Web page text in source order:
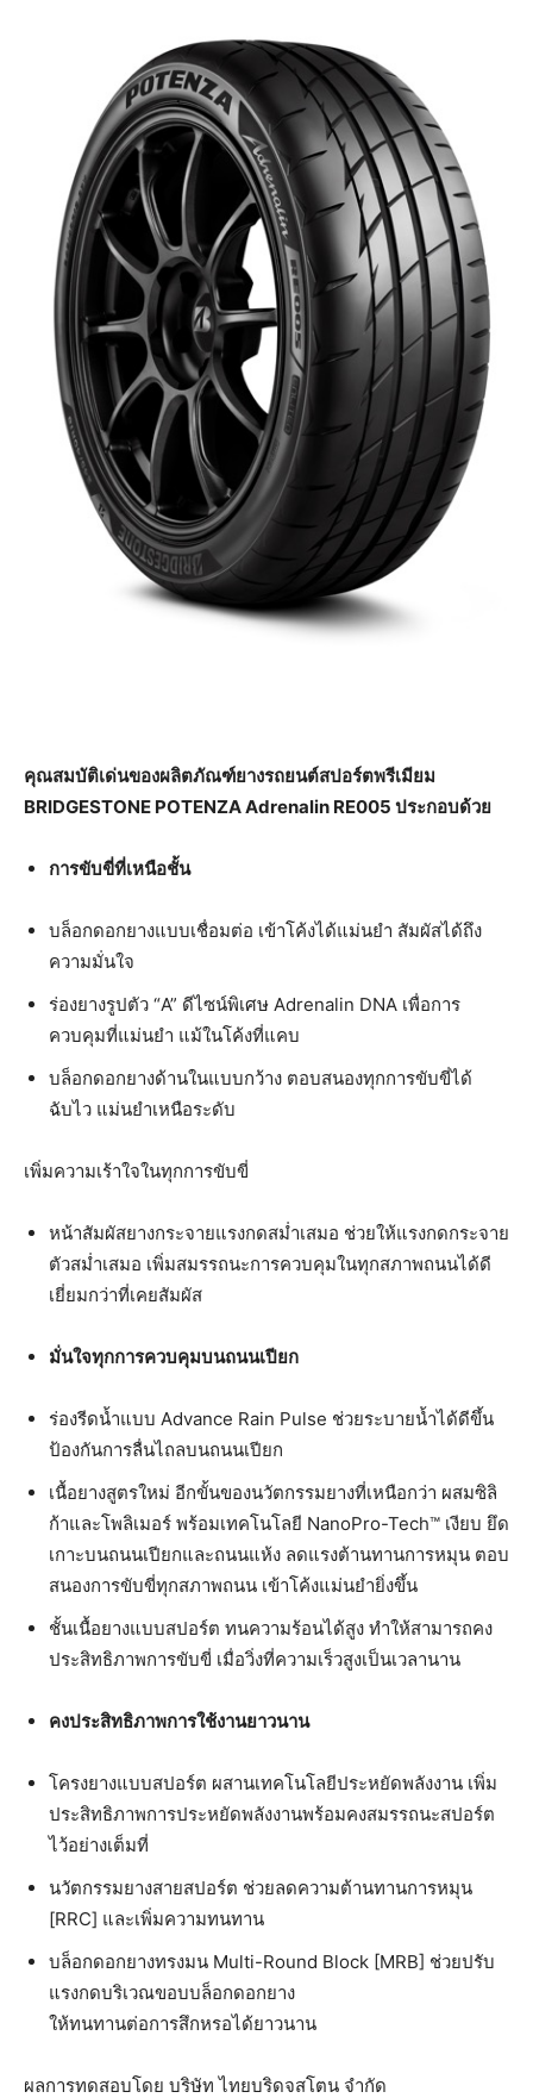
คุณสมบัติเด่นของผลิตภัณฑ์ยางรถยนต์สปอร์ตพรีเมียม
BRIDGESTONE POTENZA Adrenalin RE005 ประกอบด้วย
การขับขี่ที่เหนือชั้น
บล็อกดอกยางแบบเชื่อมต่อ เข้าโค้งได้แม่นยำ สัมผัสได้ถึง
ความมั่นใจ
ร่องยางรูปตัว “A” ดีไซน์พิเศษ Adrenalin DNA เพื่อการ
ควบคุมที่แม่นยำ แม้ในโค้งที่แคบ
บล็อกดอกยางด้านในแบบกว้าง ตอบสนองทุกการขับขี่ได้
ฉับไว แม่นยำเหนือระดับ
เพิ่มความเร้าใจในทุกการขับขี่
หน้าสัมผัสยางกระจายแรงกดสม่ำเสมอ ช่วยให้แรงกดกระจาย
ตัวสม่ำเสมอ เพิ่มสมรรถนะการควบคุมในทุกสภาพถนนได้ดี
เยี่ยมกว่าที่เคยสัมผัส
มั่นใจทุกการควบคุมบนถนนเปียก
ร่องรีดน้ำแบบ Advance Rain Pulse ช่วยระบายน้ำได้ดีขึ้น
ป้องกันการลื่นไถลบนถนนเปียก
เนื้อยางสูตรใหม่ อีกขั้นของนวัตกรรมยางที่เหนือกว่า ผสมซิลิ
ก้าและโพลิเมอร์ พร้อมเทคโนโลยี NanoPro-Tech™ เงียบ ยึด
เกาะบนถนนเปียกและถนนแห้ง ลดแรงต้านทานการหมุน ตอบ
สนองการขับขี่ทุกสภาพถนน เข้าโค้งแม่นยำยิ่งขึ้น
ชั้นเนื้อยางแบบสปอร์ต ทนความร้อนได้สูง ทำให้สามารถคง
ประสิทธิภาพการขับขี่ เมื่อวิ่งที่ความเร็วสูงเป็นเวลานาน
คงประสิทธิภาพการใช้งานยาวนาน
โครงยางแบบสปอร์ต ผสานเทคโนโลยีประหยัดพลังงาน เพิ่ม
ประสิทธิภาพการประหยัดพลังงานพร้อมคงสมรรถนะสปอร์ต
ไว้อย่างเต็มที่
นวัตกรรมยางสายสปอร์ต ช่วยลดความต้านทานการหมุน
[RRC] และเพิ่มความทนทาน
บล็อกดอกยางทรงมน Multi-Round Block [MRB] ช่วยปรับ
แรงกดบริเวณขอบบล็อกดอกยาง
ให้ทนทานต่อการสึกหรอได้ยาวนาน
ผลการทดสอบโดย บริษัท ไทยบริดจสโตน จำกัด